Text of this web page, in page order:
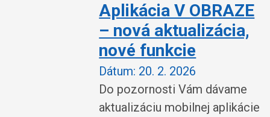
Aplikácia V OBRAZE
– nová aktualizácia,
nové funkcie
Dátum: 20. 2. 2026
Do pozornosti Vám dávame
aktualizáciu mobilnej aplikácie